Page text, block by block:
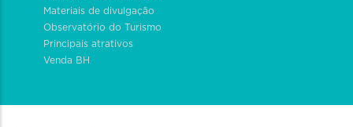
Materiais de divulgação
Observatório do Turismo
Principais atrativos
Venda BH